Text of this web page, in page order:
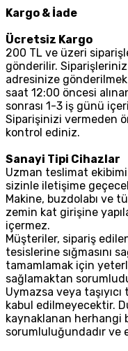
Kargo & İade
Ücretsiz Kargo
200 TL ve üzeri
gönderilir.
adresinize
saat 12:00 öncesi
sonrası 1-3 iş günü
Siparişinizi vermeden
kontrol ediniz.
Sanayi Tipi Cihazlar
Uzman teslimat
sizinle iletişime
Makine, buzdolabı ve
zemin kat girişine
içermez.
Müşteriler, sipariş
tesislerine sığmasını
tamamlamak için
sağlamaktan
Uymazsa veya
kabul edilmeyecektir.
kaynaklanan herhangi
sorumluluğundadır ve